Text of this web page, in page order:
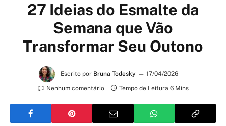
27 Ideias do Esmalte da
Semana que Vão
Transformar Seu Outono
Escrito por Bruna Todesky
17/04/2026
Nenhum comentário
Tempo de Leitura 6 Mins